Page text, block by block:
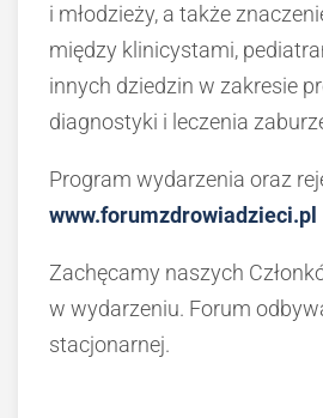
i młodzieży, a także
między klinicystami,
innych dziedzin w zakresie
diagnostyki i leczenia
Program wydarzenia oraz
www.forumzdrowiadzieci.pl
Zachęcamy naszych
w wydarzeniu. Forum
stacjonarnej.